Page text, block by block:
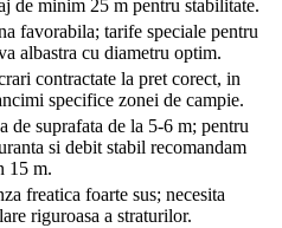
de minim 25 m pentru stabilitate.
favorabila; tarife speciale pentru
albastra cu diametru optim.
contractate la pret corect, in
specifice zonei de campie.
de suprafata de la 5-6 m; pentru
si debit stabil recomandam
15 m.
freatica foarte sus; necesita
riguroasa a straturilor.